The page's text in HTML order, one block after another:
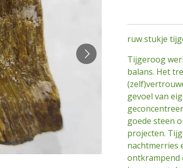
ruw stukje
Tijgeroog
balans. Het
gevoel van
goede steen
projecten.
nachtmerries
ontkrampend